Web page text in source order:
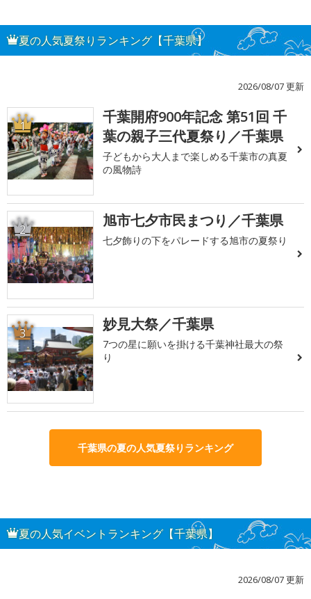
夏の人気夏祭りランキング【千葉県】
2026/08/07 更新
1
千葉開府900年記念 第51回 千
葉の親子三代夏祭り／千葉県
子どもから大人まで楽しめる千葉市の真夏
の風物詩
2 旭市七夕市民まつり／千葉県
七夕飾りの下をパレードする旭市の夏祭り
3 妙見大祭／千葉県
7つの星に願いを掛ける千葉神社最大の祭
り
千葉県の夏の人気夏祭りランキング
夏の人気イベントランキング【千葉県】
2026/08/07 更新